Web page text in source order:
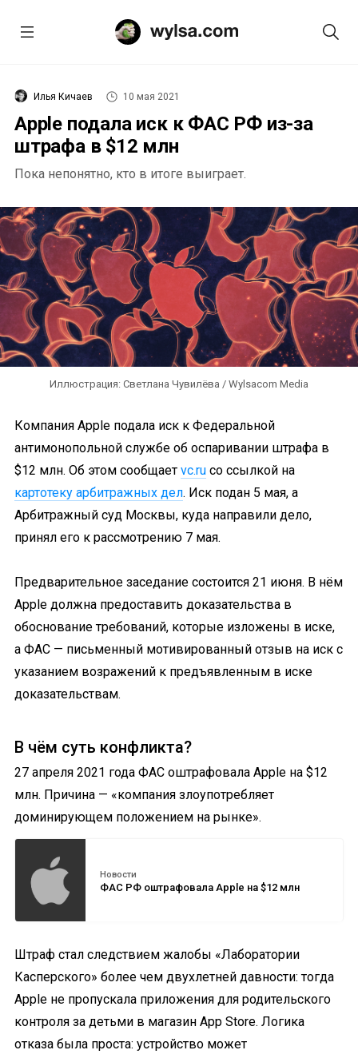
Илья Кичаев 10 мая 2021
Apple подала иск к ФАС РФ из-за
штрафа в $12 млн
Пока непонятно, кто в итоге выиграет.
Иллюстрация: Светлана Чувилёва / Wylsacom Media
Компания Apple подала иск к Федеральной
антимонопольной службе об оспаривании штрафа в
$12 млн. Об этом сообщает vc.ru со ссылкой на
картотеку арбитражных дел. Иск подан 5 мая, а
Арбитражный суд Москвы, куда направили дело,
принял его к рассмотрению 7 мая.
Предварительное заседание состоится 21 июня. В нём
Apple должна предоставить доказательства в
обоснование требований, которые изложены в иске,
а ФАС — письменный мотивированный отзыв на иск с
указанием возражений к предъявленным в иске
доказательствам.
В чём суть конфликта?
27 апреля 2021 года ФАС оштрафовала Apple на $12
млн. Причина — «компания злоупотребляет
доминирующем положением на рынке».
Новости
ФАС РФ оштрафовала Apple на $12 млн
Штраф стал следствием жалобы «Лаборатории
Касперского» более чем двухлетней давности: тогда
Apple не пропускала приложения для родительского
контроля за детьми в магазин App Store. Логика
отказа была проста: устройство может